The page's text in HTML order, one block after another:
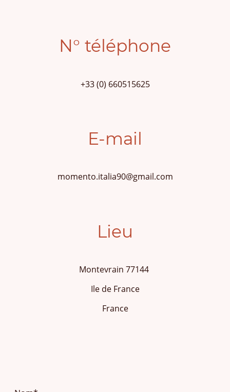
N° téléphone
+33 (0) 660515625
E-mail
momento.italia90@gmail.com
Lieu
Montevrain 77144
Ile de France
France